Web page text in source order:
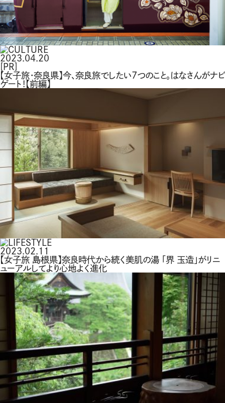
2023.04.20
[PR]
【女子旅・奈良県】今、奈良旅でしたい７つのこと。はなさんがナビ
ゲート！【前編】
2023.02.11
【女子旅 島根県】奈良時代から続く美肌の湯 「界 玉造」がリニ
ューアルしてより心地よく進化